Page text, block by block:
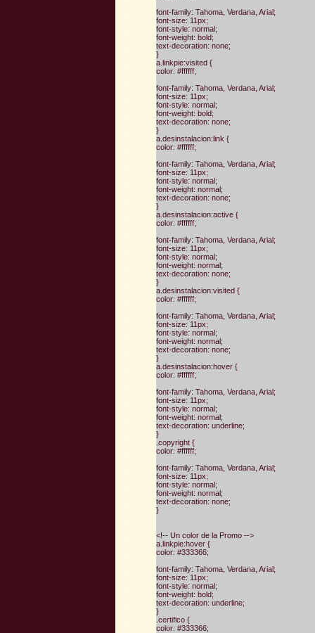
font-family: Tahoma, Verdana, Arial;
font-size: 11px;
font-style: normal;
font-weight: bold;
text-decoration: none;
}
a.linkpie:visited {
color: #ffffff;
font-family: Tahoma, Verdana, Arial;
font-size: 11px;
font-style: normal;
font-weight: bold;
text-decoration: none;
}
a.desinstalacion:link {
color: #ffffff;
font-family: Tahoma, Verdana, Arial;
font-size: 11px;
font-style: normal;
font-weight: normal;
text-decoration: none;
}
a.desinstalacion:active {
color: #ffffff;
font-family: Tahoma, Verdana, Arial;
font-size: 11px;
font-style: normal;
font-weight: normal;
text-decoration: none;
}
a.desinstalacion:visited {
color: #ffffff;
font-family: Tahoma, Verdana, Arial;
font-size: 11px;
font-style: normal;
font-weight: normal;
text-decoration: none;
}
a.desinstalacion:hover {
color: #ffffff;
font-family: Tahoma, Verdana, Arial;
font-size: 11px;
font-style: normal;
font-weight: normal;
text-decoration: underline;
}
.copyright {
color: #ffffff;
font-family: Tahoma, Verdana, Arial;
font-size: 11px;
font-style: normal;
font-weight: normal;
text-decoration: none;
}
<!-- Un color de la Promo -->
a.linkpie:hover {
color: #333366;
font-family: Tahoma, Verdana, Arial;
font-size: 11px;
font-style: normal;
font-weight: bold;
text-decoration: underline;
}
.certifico {
color: #333366;